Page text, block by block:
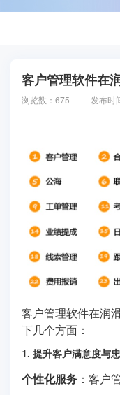
客户管理软件在
浏览数：675 发布时
客户管理软件在润
下几个方面：
1. 提升客户满意度与
个性化服务 ：客户